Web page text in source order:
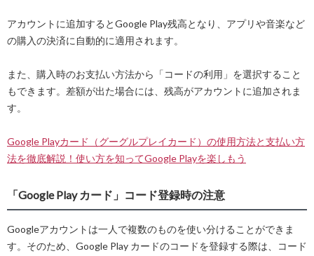
アカウントに追加するとGoogle Play残高となり、アプリや音楽など
の購入の決済に自動的に適用されます。
また、購入時のお支払い方法から「コードの利用」を選択すること
もできます。差額が出た場合には、残高がアカウントに追加されま
す。
Google Playカード（グーグルプレイカード）の使用方法と支払い方
法を徹底解説！使い方を知ってGoogle Playを楽しもう
「Google Play カード」コード登録時の注意
Googleアカウントは一人で複数のものを使い分けることができま
す。そのため、Google Play カードのコードを登録する際は、コード